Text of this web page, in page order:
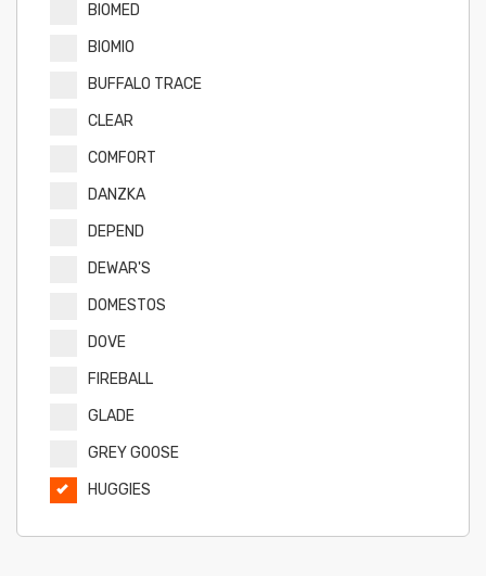
BIOMED
BIOMIO
BUFFALO TRACE
CLEAR
COMFORT
DANZKA
DEPEND
DEWAR'S
DOMESTOS
DOVE
FIREBALL
GLADE
GREY GOOSE
HUGGIES